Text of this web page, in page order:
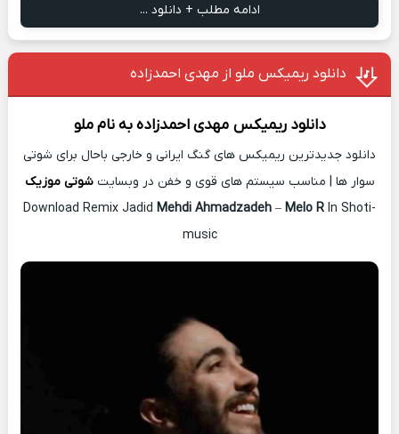
ادامه مطلب + دانلود ...
دانلود ریمیکس ملو از مهدی احمدزاده
دانلود ریمیکس مهدی احمدزاده به نامملو
دانلود جدیدترین ریمیکس های گنگ ایرانی و خارجی باحال برای شوتی
سوار ها | مناسب سیستم های قوی و خفن در وبسایتشوتی موزیک
Download Remix Jadid Mehdi Ahmadzadeh – Melo R In Shoti-
music